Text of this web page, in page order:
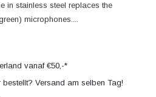
in stainless steel replaces the
microphones....
vanaf €50,-*
Versand am selben Tag!